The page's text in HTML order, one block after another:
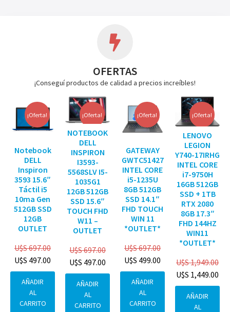
OFERTAS
¡Conseguí productos de calidad a precios increíbles!
¡Oferta!
Notebook
DELL
Inspiron
3593 15.6″
Táctil i5
10ma Gen
512GB SSD
12GB
OUTLET
U$S697.00
U$S 497.00
AÑADIR
AL
CARRITO
¡Oferta!
NOTEBOOK
DELL
INSPIRON
I3593-
5568SLV I5-
1035G1
12GB 512GB
SSD 15.6″
TOUCH FHD
W11 –
OUTLET
U$S697.00
U$S 497.00
AÑADIR
AL
CARRITO
¡Oferta!
GATEWAY
GWTC51427
INTEL CORE
i5-1235U
8GB 512GB
SSD 14.1″
FHD TOUCH
WIN 11
*OUTLET*
U$S697.00
U$S 499.00
AÑADIR
AL
CARRITO
¡Oferta!
LENOVO
LEGION
Y740-17IRHG
INTEL CORE
i7-9750H
16GB 512GB
SSD + 1TB
RTX 2080
8GB 17.3″
FHD 144HZ
WIN11
*OUTLET*
U$S1,949.00
U$S 1,449.00
AÑADIR
AL